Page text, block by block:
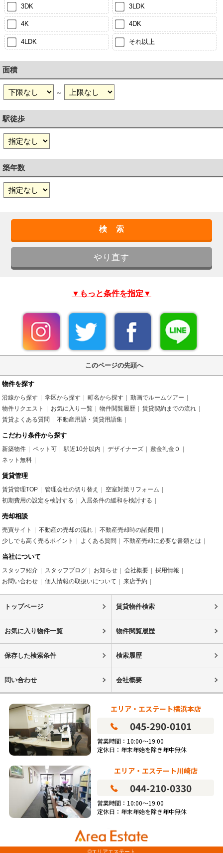
3DK 3LDK
4K 4DK
4LDK それ以上
面積
～
駅徒歩
築年数
▼もっと条件を指定▼
このページの先頭へ
物件を探す
沿線から探す 学区から探す 町名から探す
動画でルームツアー
物件リクエスト
お気に入り一覧 物件閲覧履歴
賃貸契約までの流れ
賃貸よくある質問
不動産用語・賃貸用語集
こだわり条件から探す
新築物件 ペット可 駅近10分以内 デザイナーズ
敷金礼金０
ネット無料
賃貸管理
賃貸管理TOP 管理会社の切り替え
空室対策リフォーム
初期費用の設定を検討する
入居条件の緩和を検討する
売却相談
売買サイト 不動産の売却の流れ
不動産売却時の諸費用
少しでも高く売るポイント
よくある質問 不動産売却に必要な書類とは
当社について
スタッフ紹介 スタッフブログ お知らせ 会社概要
採用情報
お問い合わせ
個人情報の取扱いについて 来店予約
トップページ 賃貸物件検索
お気に入り物件一覧 物件閲覧履歴
保存した検索条件 検索履歴
問い合わせ 会社概要
エリア・エステート横浜本店
045-290-0101
営業時間：10:00～19:00
定休日：年末年始を除き年中無休
エリア・エステート川崎店
044-210-0330
営業時間：10:00～19:00
定休日：年末年始を除き年中無休
©エリアエステート